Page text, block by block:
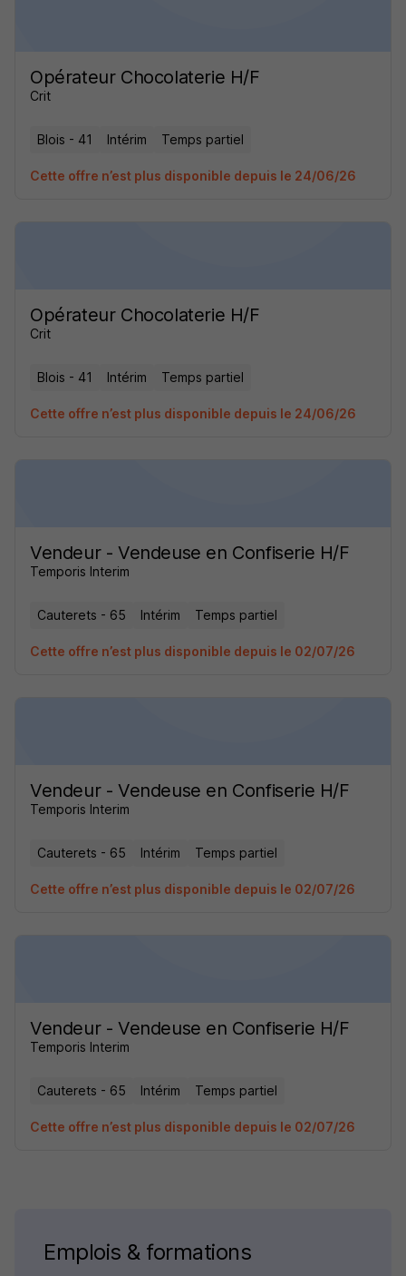
Opérateur Chocolaterie H/F
Crit
Blois - 41 Intérim Temps partiel
Cette offre n’est plus disponible depuis le 24/06/26
Opérateur Chocolaterie H/F
Crit
Blois - 41 Intérim Temps partiel
Cette offre n’est plus disponible depuis le 24/06/26
Vendeur - Vendeuse en Confiserie H/F
Temporis Interim
Cauterets - 65 Intérim Temps partiel
Cette offre n’est plus disponible depuis le 02/07/26
Vendeur - Vendeuse en Confiserie H/F
Temporis Interim
Cauterets - 65 Intérim Temps partiel
Cette offre n’est plus disponible depuis le 02/07/26
Vendeur - Vendeuse en Confiserie H/F
Temporis Interim
Cauterets - 65 Intérim Temps partiel
Cette offre n’est plus disponible depuis le 02/07/26
Emplois & formations